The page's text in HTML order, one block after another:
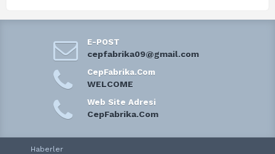
E-POST
cepfabrika09@gmail.com
CepFabrika.Com
WELCOME
Web Site Adresi
CepFabrika.Com
Haberler